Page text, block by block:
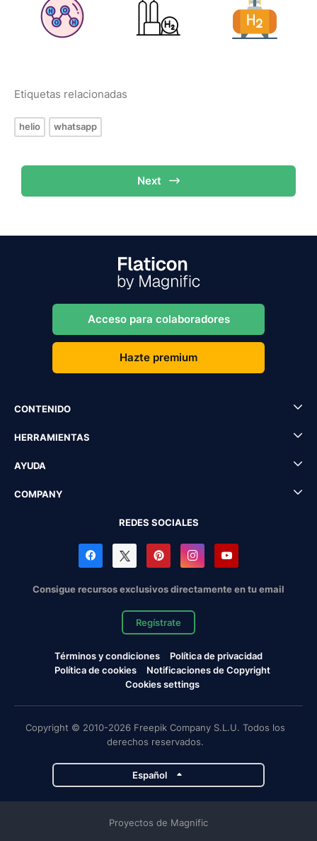
Etiquetas relacionadas
helio whatsapp
Next
Acceso para colaboradores
Hazte premium
CONTENIDO
HERRAMIENTAS
AYUDA
COMPANY
REDES SOCIALES
Consigue recursos exclusivos directamente en tu email
Regístrate
Términos y condiciones
Política de privacidad
Política de cookies
Notificaciones de Copyright
Cookies settings
Copyright © 2010-2026 Freepik Company S.L.U. Todos los
derechos reservados.
Español
Proyectos de Magnific